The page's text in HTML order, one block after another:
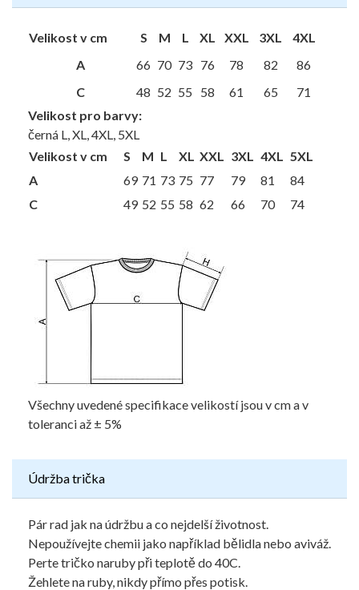
Velikost v cm S M L XL XXL 3XL
4XL
A
66 70 73 76 78 82
86
C
48 52 55 58 61 65
71
Velikost pro barvy:
černá L, XL, 4XL, 5XL
Velikost v cm
S M L XL XXL 3XL 4XL 5XL
A
69 71 73 75 77 79 81
84
C
49 52 55 58 62 66 70 74
Všechny uvedené specifikace velikostí jsou v cm a v
toleranci až ± 5%
Údržba trička
Pár rad jak na údržbu a co nejdelší životnost.
Nepoužívejte chemii jako například bělidla nebo aviváž.
Perte tričko naruby při teplotě do 40C.
Žehlete na ruby, nikdy přímo přes potisk.